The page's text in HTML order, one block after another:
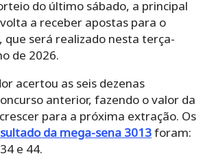
do último sábado, a principal
a receber apostas para o
que será realizado nesta terça-
de 2026.
acertou as seis dezenas
anterior, fazendo o valor da
para a próxima extração. Os
da mega-sena 3013foram:
e 44.